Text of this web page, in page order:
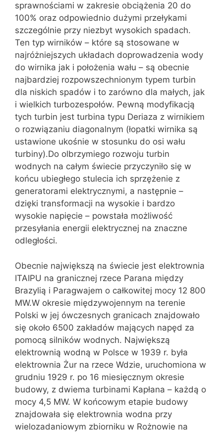
sprawnościami w zakresie obciążenia 20 do
100% oraz odpowiednio dużymi przełykami
szczególnie przy niezbyt wysokich spadach.
Ten typ wirników – które są stosowane w
najróżniejszych układach doprowadzenia wody
do wirnika jak i położenia wału – są obecnie
najbardziej rozpowszechnionym typem turbin
dla niskich spadów i to zarówno dla małych, jak
i wielkich turbozespołów. Pewną modyfikacją
tych turbin jest turbina typu Deriaza z wirnikiem
o rozwiązaniu diagonalnym (łopatki wirnika są
ustawione ukośnie w stosunku do osi wału
turbiny).Do olbrzymiego rozwoju turbin
wodnych na całym świecie przyczyniło się w
końcu ubiegłego stulecia ich sprzężenie z
generatorami elektrycznymi, a następnie –
dzięki transformacji na wysokie i bardzo
wysokie napięcie – powstała możliwość
przesyłania energii elektrycznej na znaczne
odległości.
Obecnie największą na świecie jest elektrownia
ITAIPU na granicznej rzece Parana między
Brazylią i Paragwajem o całkowitej mocy 12 800
MW.W okresie międzywojennym na terenie
Polski w jej ówczesnych granicach znajdowało
się około 6500 zakładów mających napęd za
pomocą silników wodnych. Największą
elektrownią wodną w Polsce w 1939 r. była
elektrownia Żur na rzece Wdzie, uruchomiona w
grudniu 1929 r. po 16 miesięcznym okresie
budowy, z dwiema turbinami Kapłana – każdą o
mocy 4,5 MW. W końcowym etapie budowy
znajdowała się elektrownia wodna przy
wielozadaniowym zbiorniku w Rożnowie na